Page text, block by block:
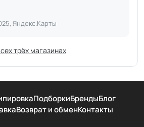
Яндекс.Карты
трёх магазинах
ПодборкиБрендыБлог
Возврат и обменКонтакты